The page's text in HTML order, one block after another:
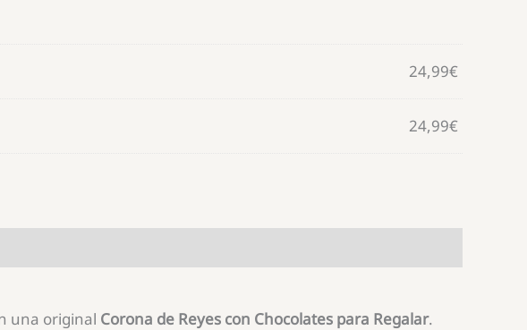
24,99€
24,99€
una original Corona de Reyes con Chocolates para Regalar.